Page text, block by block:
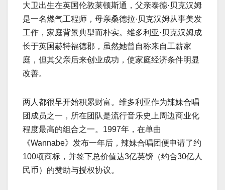
大卫出生在英国伦敦莱顿斯通，父亲泰德·贝克汉姆
是一名燃气工程师，母亲桑德拉·贝克汉姆从事美发
工作，家庭背景典型而朴实。维多利亚·贝克汉姆成
长于英国赫特福德郡，虽然她曾自称来自工薪家
庭，但其父亲后来创业成功，使家庭经济条件明显
改善。
两人都很早开始积累财富。维多利亚作为辣妹合唱
团成员之一，所在团队是流行音乐史上周边商业化
程度最高的组合之一。1997年，在单曲
《Wannabe》发布一年后，辣妹合唱团便申请了约
100项商标，并签下总价值达3亿英镑（约合30亿人
民币）的赞助与授权协议。